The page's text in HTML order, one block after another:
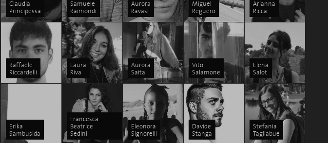
Claudia
Principessa
Samuele
Raimondi
Aurora
Ravasi
Miguel
Reguero
Arianna
Ricca
Raffaele
Riccardelli
Laura
Riva
Aurora
Saita
Vito
Salamone
Elena
Salot
Erika
Sambusida
Francesca
Beatrice
Sedini
Eleonora
Signorelli
Davide
Stanga
Stefania
Tagliabue